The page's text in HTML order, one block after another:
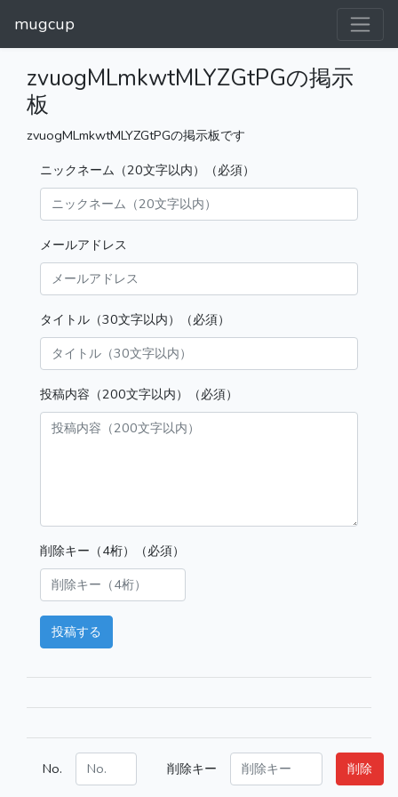
mugcup
zvuogMLmkwtMLYZGtPGの掲示
板
zvuogMLmkwtMLYZGtPGの掲示板です
ニックネーム（20文字以内）（必須）
メールアドレス
タイトル（30文字以内）（必須）
投稿内容（200文字以内）（必須）
削除キー（4桁）（必須）
投稿する
No. 削除キー 削除